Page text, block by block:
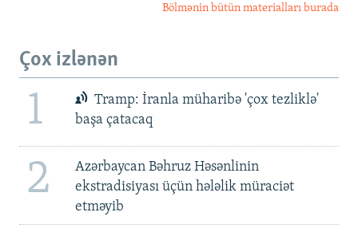
Bölmənin bütün materialları burada
Çox izlənən
1
Tramp: İranla müharibə 'çox tezliklə'
başa çatacaq
2
Azərbaycan Bəhruz Həsənlinin
ekstradisiyası üçün hələlik müraciət
etməyib